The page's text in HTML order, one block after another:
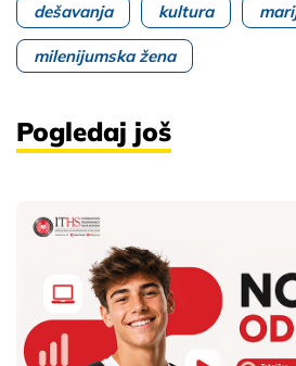
dešavanja kultura
milenijumska žena
Pogledaj još